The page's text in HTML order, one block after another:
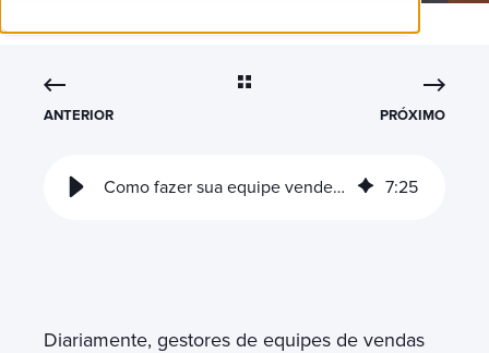
ANTERIOR PRÓXIMO
Como fazer sua equipe vender mais com o Sales Hub 7:25
Diariamente, gestores de equipes de vendas